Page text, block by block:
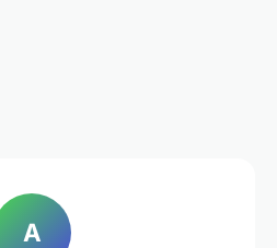
A